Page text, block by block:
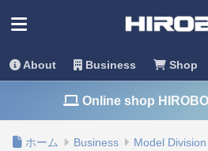
About Business Shop
Online shop
ホーム Business Model Division